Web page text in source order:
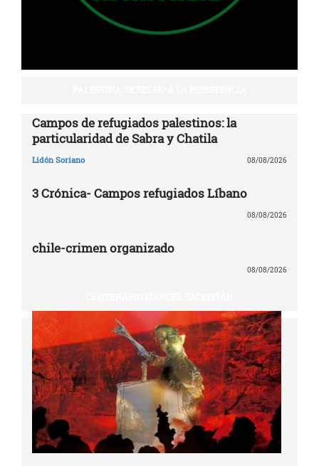
Campos de refugiados palestinos: la
particularidad de Sabra y Chatila
Lidón Soriano 08/08/2026
3 Crónica- Campos refugiados Líbano
08/08/2026
chile-crimen organizado
08/08/2026